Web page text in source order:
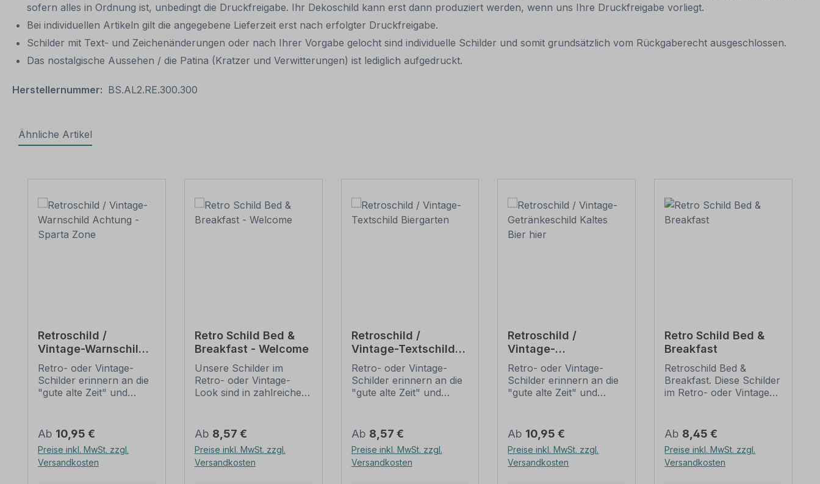
sofern alles in Ordnung ist, unbedingt die Druckfreigabe. Ihr Dekoschild kann erst dann produziert werden, wenn uns Ihre Druckfreigabe vorliegt.
Bei individuellen Artikeln gilt die angegebene Lieferzeit erst nach erfolgter Druckfreigabe.
Schilder mit Text- und Zeichenänderungen oder nach Ihrer Vorgabe gelocht sind individuelle Schilder und somit grundsätzlich vom Rückgaberecht ausgeschlossen.
Das nostalgische Aussehen / die Patina (Kratzer und Verwitterungen) ist lediglich aufgedruckt.
Herstellernummer: BS.AL2.RE.300.300
Ähnliche Artikel
Retroschild /
Vintage-Warnschild
Achtung - Sparta
Zone
Retro- oder Vintage-
Schilder erinnern an die
"gute alte Zeit" und
großer Beliebheit. Sind
diese Schilder im Original
nur schwer und häufig
nur zu horrenden Preise
Regulärer Preis:
Ab 10,95 €
Preise inkl. MwSt. zzgl.
Versandkosten
Retro Schild Bed &
Breakfast - Welcome
Unsere Schilder im
Retro- oder Vintage-
Look sind in zahlreichen
Textinhalten, die je nach
Artikel individuallisiert
werden können. Die
Patina (Kratzer und
Regulärer Preis:
Ab 8,57 €
Preise inkl. MwSt. zzgl.
Versandkosten
Retroschild /
Vintage-Textschild
Biergarten
Retro- oder Vintage-
Schilder erinnern an die
"gute alte Zeit" und
großer Beliebheit. Sind
diese Schilder im Original
nur schwer und häufig
nur zu horrenden Preise
Regulärer Preis:
Ab 8,57 €
Preise inkl. MwSt. zzgl.
Versandkosten
Retroschild /
Vintage-
Getränkeschild
Kaltes Bier hier
Retro- oder Vintage-
Schilder erinnern an die
"gute alte Zeit" und
großer Beliebheit. Sind
diese Schilder im Original
nur schwer und häufig
nur zu horrenden Preise
Regulärer Preis:
Ab 10,95 €
Preise inkl. MwSt. zzgl.
Versandkosten
Retro Schild Bed &
Breakfast
Retroschild Bed &
Breakfast. Diese Schilder
im Retro- oder Vintage-
mit Motiven oder nur
Textinhalten, die je nach
Artikel individuallisiert
werden können. Die
Regulärer Preis:
Ab 8,45 €
Preise inkl. MwSt. zzgl.
Versandkosten